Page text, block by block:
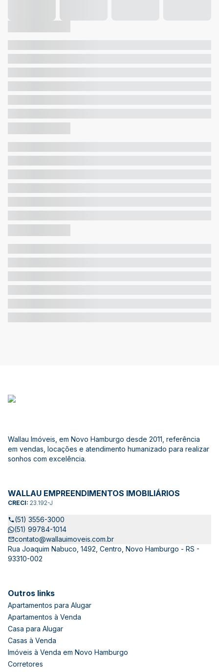
Wallau Imóveis, em Novo Hamburgo desde 2011, referência
em vendas, locações e atendimento humanizado para realizar
sonhos com excelência.
WALLAU EMPREENDIMENTOS IMOBILIÁRIOS
CRECI: 23.192-J
(51) 3556-3000
(51) 99784-1014
contato@wallauimoveis.com.br
Rua Joaquim Nabuco, 1492, Centro, Novo Hamburgo - RS -
93310-002
Outros links
Apartamentos para Alugar
Apartamentos à Venda
Casa para Alugar
Casas à Venda
Imóveis à Venda em Novo Hamburgo
Corretores